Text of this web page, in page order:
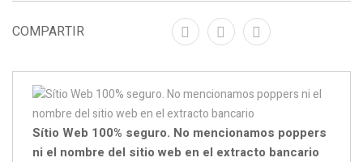
COMPARTIR
Sítio Web 100% seguro. No mencionamos poppers
ni el nombre del sitio web en el extracto bancario